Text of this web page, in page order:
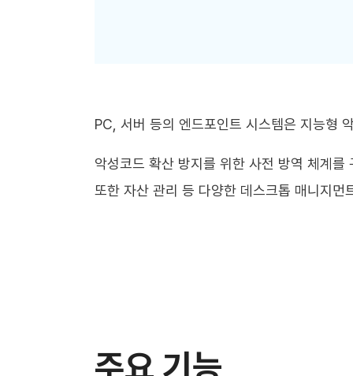
PC, 서버 등의 엔드포인트 시스템은 지능형
악성코드 확산 방지를 위한 사전 방역 체계
또한 자산 관리 등 다양한 데스크톱 매니지
주요 기능